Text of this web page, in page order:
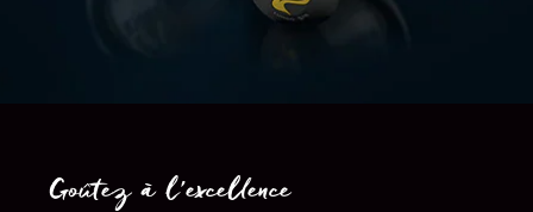
Goûtez à l’excellence